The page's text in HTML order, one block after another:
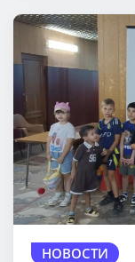
НОВОСТИ